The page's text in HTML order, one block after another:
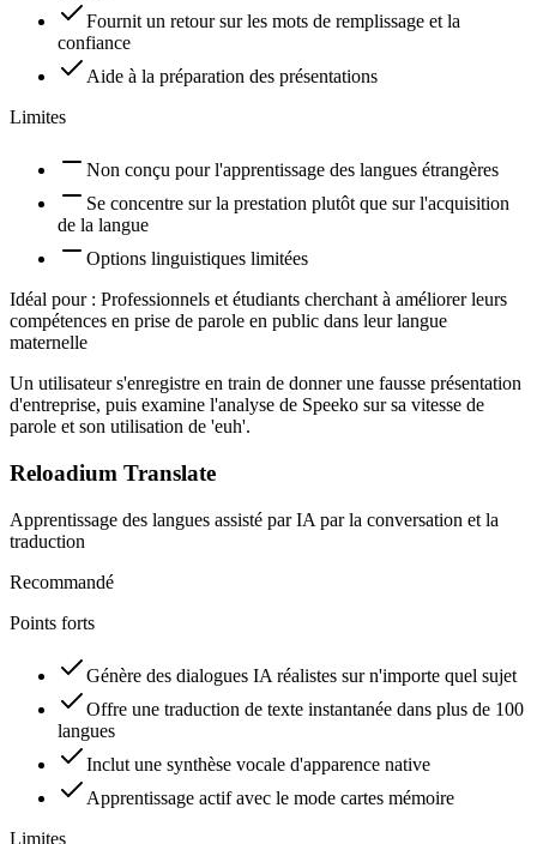
Fournit un retour sur les mots de remplissage et la
confiance
Aide à la préparation des présentations
Limites
Non conçu pour l'apprentissage des langues étrangères
Se concentre sur la prestation plutôt que sur l'acquisition
de la langue
Options linguistiques limitées
Idéal pour : Professionnels et étudiants cherchant à améliorer leurs
compétences en prise de parole en public dans leur langue
maternelle
Un utilisateur s'enregistre en train de donner une fausse présentation
d'entreprise, puis examine l'analyse de Speeko sur sa vitesse de
parole et son utilisation de 'euh'.
Reloadium Translate
Apprentissage des langues assisté par IA par la conversation et la
traduction
Recommandé
Points forts
Génère des dialogues IA réalistes sur n'importe quel sujet
Offre une traduction de texte instantanée dans plus de 100
langues
Inclut une synthèse vocale d'apparence native
Apprentissage actif avec le mode cartes mémoire
Limites